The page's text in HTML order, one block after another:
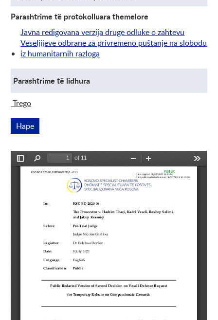
Parashtrime të protokolluara themelore
Javna redigovana verzija druge odluke o zahtevu
Veseljijeve odbrane za privremeno puštanje na slobodu
iz humanitarnih razloga
Parashtrime të lidhura
Trego
Hape
Pamja paraprake po hapet